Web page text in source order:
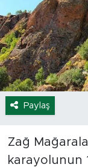
Paylaş
Zağ
karayolunun
Eğitim
Ekonomi
Hava
Tavz Der
Bingöl